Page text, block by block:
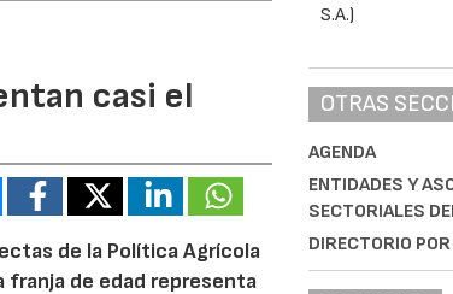
casi el
de la Política Agrícola
franja de edad representa
OTRAS
AGENDA
ENTIDADES Y
SECTORIALES
DIRECTORIO